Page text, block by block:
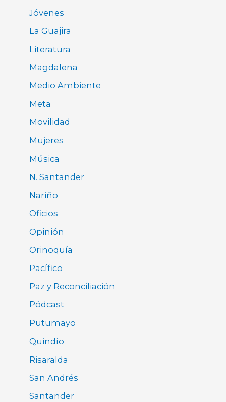
Jóvenes
La Guajira
Literatura
Magdalena
Medio Ambiente
Meta
Movilidad
Mujeres
Música
N. Santander
Nariño
Oficios
Opinión
Orinoquía
Pacífico
Paz y Reconciliación
Pódcast
Putumayo
Quindío
Risaralda
San Andrés
Santander